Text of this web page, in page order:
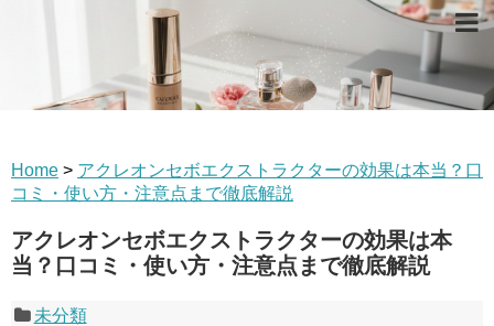
Home > アクレオンセボエクストラクターの効果は本当？口
コミ・使い方・注意点まで徹底解説
アクレオンセボエクストラクターの効果は本
当？口コミ・使い方・注意点まで徹底解説
未分類